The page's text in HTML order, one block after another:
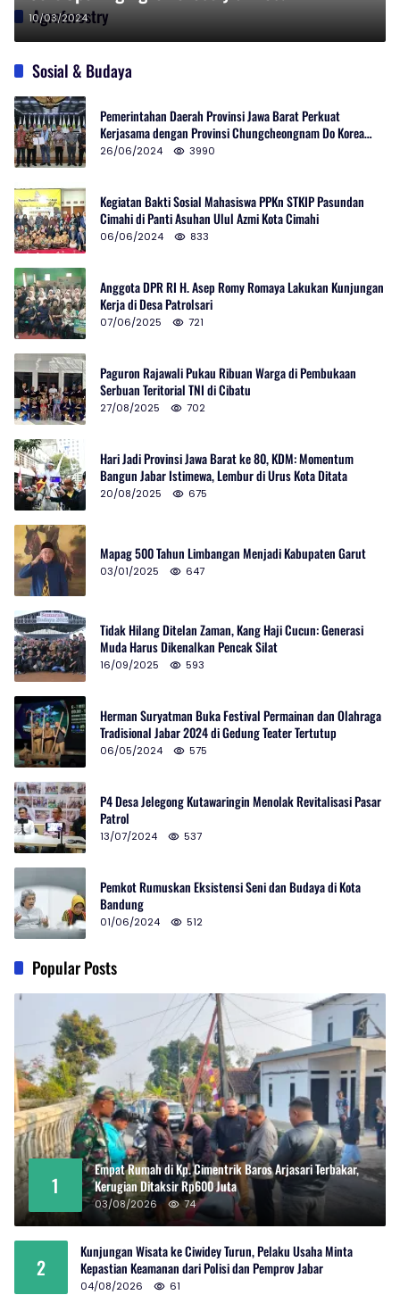
Agroforestry
Sugihmukti Pasirjambu
10/03/2024
Sosial & Budaya
Pemerintahan Daerah Provinsi Jawa Barat Perkuat
Kerjasama dengan Provinsi Chungcheongnam Do Korea
Selatan
26/06/2024 3990
Kegiatan Bakti Sosial Mahasiswa PPKn STKIP Pasundan
Cimahi di Panti Asuhan Ulul Azmi Kota Cimahi
06/06/2024 833
Anggota DPR RI H. Asep Romy Romaya Lakukan Kunjungan
Kerja di Desa Patrolsari
07/06/2025 721
Paguron Rajawali Pukau Ribuan Warga di Pembukaan
Serbuan Teritorial TNI di Cibatu
27/08/2025 702
Hari Jadi Provinsi Jawa Barat ke 80, KDM: Momentum
Bangun Jabar Istimewa, Lembur di Urus Kota Ditata
20/08/2025 675
Mapag 500 Tahun Limbangan Menjadi Kabupaten Garut
03/01/2025 647
Tidak Hilang Ditelan Zaman, Kang Haji Cucun: Generasi
Muda Harus Dikenalkan Pencak Silat
16/09/2025 593
Herman Suryatman Buka Festival Permainan dan Olahraga
Tradisional Jabar 2024 di Gedung Teater Tertutup
06/05/2024 575
P4 Desa Jelegong Kutawaringin Menolak Revitalisasi Pasar
Patrol
13/07/2024 537
Pemkot Rumuskan Eksistensi Seni dan Budaya di Kota
Bandung
01/06/2024 512
Popular Posts
1
Empat Rumah di Kp. Cimentrik Baros Arjasari Terbakar,
Kerugian Ditaksir Rp600 Juta
03/08/2026 74
2
Kunjungan Wisata ke Ciwidey Turun, Pelaku Usaha Minta
Kepastian Keamanan dari Polisi dan Pemprov Jabar
04/08/2026 61